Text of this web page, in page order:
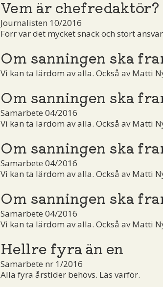
Vem är chefredaktör?
Journalisten 10/2016
Förr var det mycket snack och stort
Om sanningen ska
Vi kan ta lärdom av alla. Också av Matti
Om sanningen ska
Samarbete 04/2016
Vi kan ta lärdom av alla. Också av Matti
Om sanningen ska
Samarbete 04/2016
Vi kan ta lärdom av alla. Också av Matti
Om sanningen ska
Samarbete 04/2016
Vi kan ta lärdom av alla. Också av Matti
Hellre fyra än en
Samarbete nr 1/2016
Alla fyra årstider behövs. Läs varför.